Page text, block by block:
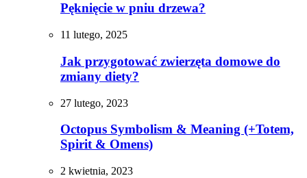
Pęknięcie w pniu drzewa?
11 lutego, 2025
Jak przygotować zwierzęta domowe do
zmiany diety?
27 lutego, 2023
Octopus Symbolism & Meaning (+Totem,
Spirit & Omens)
2 kwietnia, 2023